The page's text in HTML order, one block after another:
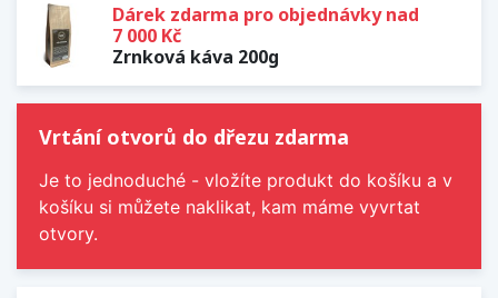
Dárek zdarma pro objednávky nad
7 000 Kč
Zrnková káva 200g
Vrtání otvorů do dřezu zdarma
Je to jednoduché - vložíte produkt do košíku a v
košíku si můžete naklikat, kam máme vyvrtat
otvory.